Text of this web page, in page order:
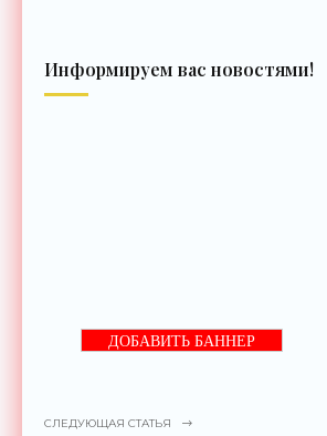
Информируем вас новостями!
ДОБАВИТЬ БАННЕР
СЛЕДУЮЩАЯ СТАТЬЯ